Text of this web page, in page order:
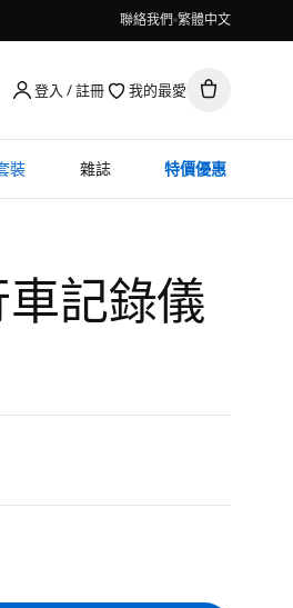
聯絡我們 繁體中文
登入 / 註冊 我的最愛
裝 雜誌 特價優惠
記錄儀